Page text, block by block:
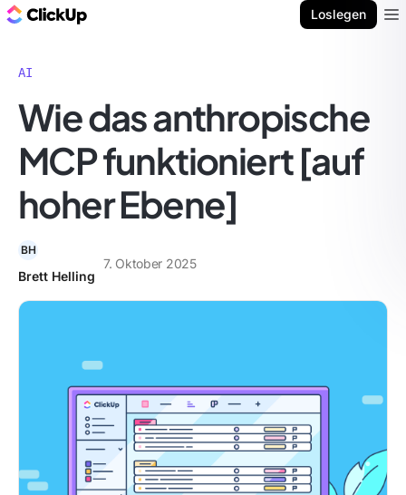
Loslegen
AI
Wie das anthropische
MCP funktioniert [auf
hoher Ebene]
BH
Brett Helling
7. Oktober 2025